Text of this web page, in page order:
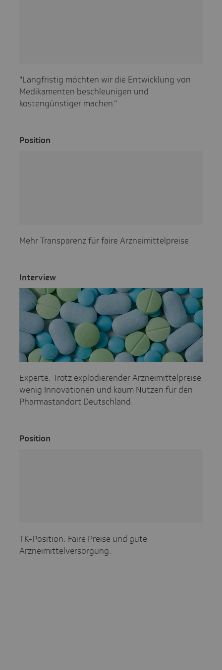
"Langfristig möchten wir die Entwicklung von
Medikamenten beschleunigen und
kostengünstiger machen."
Posi­tion
Mehr Transparenz für faire Arzneimittelpreise
Inter­view
Experte: Trotz explodierender Arzneimittelpreise
wenig Innovationen und kaum Nutzen für den
Pharmastandort Deutschland.
Posi­tion
TK-Position: Faire Preise und gute
Arzneimittelversorgung.